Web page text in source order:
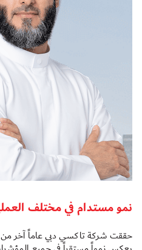
نمو مستدام في مختلف
حققت شركة تاكسي دبي عاماً آخر من